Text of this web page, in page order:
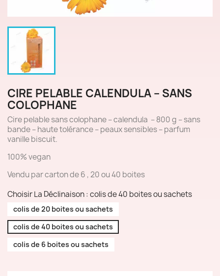
CIRE PELABLE CALENDULA – SANS
COLOPHANE
Cire pelable sans colophane – calendula – 800 g – sans
bande – haute tolérance – peaux sensibles – parfum
vanille biscuit.
100% vegan
Vendu par carton de 6 , 20 ou 40 boites
Choisir La Déclinaison : colis de 40 boites ou sachets
colis de 20 boites ou sachets
colis de 40 boites ou sachets
colis de 6 boites ou sachets